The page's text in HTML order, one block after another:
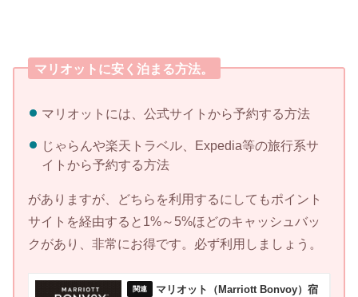
マリオットに安く泊まる方法。
マリオットには、公式サイトから予約する方法
じゃらんや楽天トラベル、Expedia等の旅行系サ
イトから予約する方法
がありますが、どちらを利用するにしてもポイント
サイトを経由すると1%～5%ほどのキャッシュバッ
クがあり、非常にお得です。必ず利用しましょう。
マリオット（Marriott Bonvoy）宿